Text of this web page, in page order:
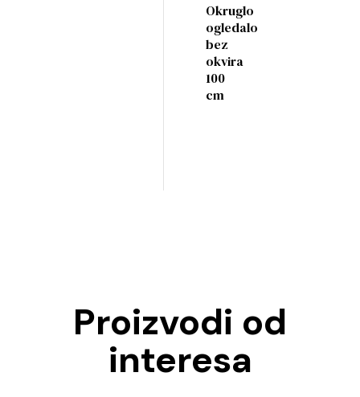
Okruglo
ogledalo
bez
okvira
100
cm
Proizvodi od
interesa